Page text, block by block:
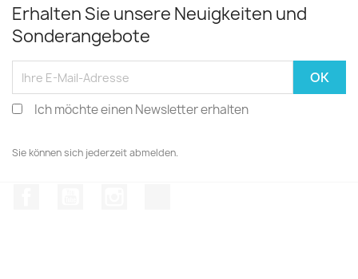
Erhalten Sie unsere Neuigkeiten und
Sonderangebote
Ich möchte einen Newsletter erhalten
Sie können sich jederzeit abmelden.